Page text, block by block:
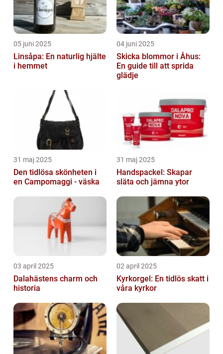
05 juni 2025
Linsåpa: En naturlig hjälte
i hemmet
04 juni 2025
Skicka blommor i Åhus:
En guide till att sprida
glädje
31 maj 2025
Den tidlösa skönheten i
en Campomaggi - väska
31 maj 2025
Handspackel: Skapar
släta och jämna ytor
03 april 2025
Dalahästens charm och
historia
02 april 2025
Kyrkorgel: En tidlös skatt i
våra kyrkor